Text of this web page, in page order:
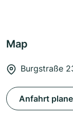
Map
Burgstraße
Anfahrt